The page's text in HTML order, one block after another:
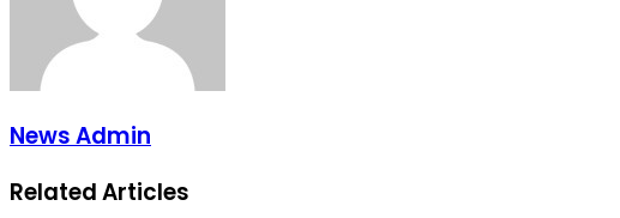
News Admin
Related Articles